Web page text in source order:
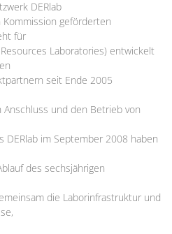
DERlab
geförderten
für
Laboratories) entwickelt
seit Ende 2005
und den Betrieb von
DERlab im September 2008 haben
des sechsjährigen
die Laborinfrastruktur und